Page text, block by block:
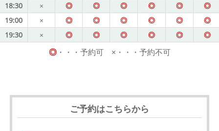
18:30
× ◎ ◎ ◎ ◎ ◎
◎
19:00
× ◎ ◎ ◎ ◎ ◎
◎
19:30
× ◎ ◎ ◎ ◎ ◎ ◎
◎・・・予約可 ×・・・予約不可
ご予約はこちらから